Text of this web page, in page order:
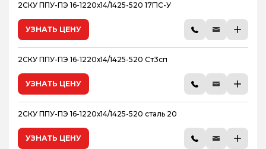
2СКУ ППУ-ПЭ 16-1220х14/1425-520 17Г1С-У
УЗНАТЬ ЦЕНУ
2СКУ ППУ-ПЭ 16-1220х14/1425-520 Ст3сп
УЗНАТЬ ЦЕНУ
2СКУ ППУ-ПЭ 16-1220х14/1425-520 сталь 20
УЗНАТЬ ЦЕНУ